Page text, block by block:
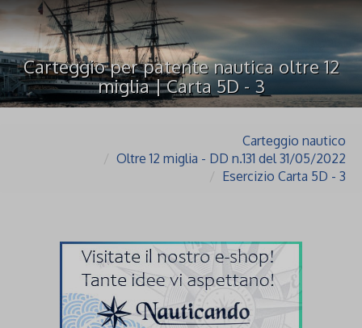
Carteggio per patente nautica oltre 12
miglia | Carta 5D - 3
Carteggio nautico
Oltre 12 miglia - DD n.131 del 31/05/2022
Esercizio Carta 5D - 3